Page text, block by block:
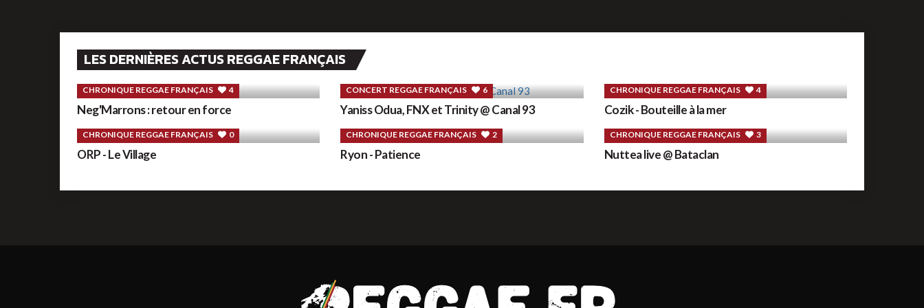
LES DERNIÈRES ACTUS REGGAE FRANÇAIS
CHRONIQUE REGGAE FRANÇAIS 4
Neg'Marrons : retour en force
CONCERT REGGAE FRANÇAIS 6
Yaniss Odua, FNX et Trinity @ Canal 93
CHRONIQUE REGGAE FRANÇAIS 4
Cozik - Bouteille à la mer
CHRONIQUE REGGAE FRANÇAIS 0
ORP - Le Village
CHRONIQUE REGGAE FRANÇAIS 2
Ryon - Patience
CHRONIQUE REGGAE FRANÇAIS 3
Nuttea live @ Bataclan